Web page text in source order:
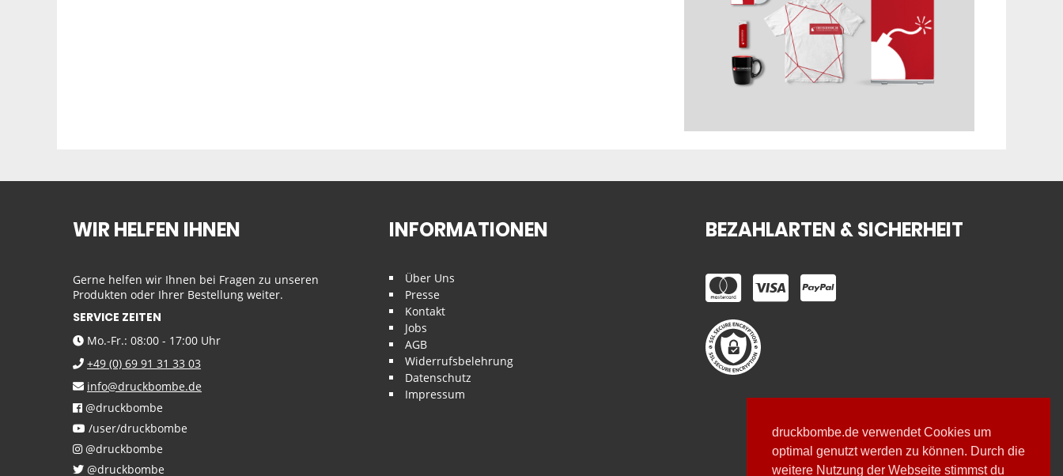
druckbombe.de verwendet Cookies um
optimal genutzt werden zu können. Durch die
weitere Nutzung der Webseite stimmst du
WIR HELFEN IHNEN
Gerne helfen wir Ihnen bei Fragen zu unseren
Produkten oder Ihrer Bestellung weiter.
SERVICE ZEITEN
Mo.-Fr.: 08:00 - 17:00 Uhr
+49 (0) 69 91 31 33 03
info@druckbombe.de
@druckbombe
/user/druckbombe
@druckbombe
@druckbombe
INFORMATIONEN
Über Uns
Presse
Kontakt
Jobs
AGB
Widerrufsbelehrung
Datenschutz
Impressum
BEZAHLARTEN & SICHERHEIT